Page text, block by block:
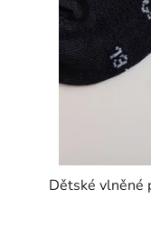
Dětské vlněné